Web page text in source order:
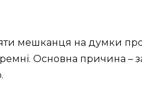
мешканця на думки
Основна причина –